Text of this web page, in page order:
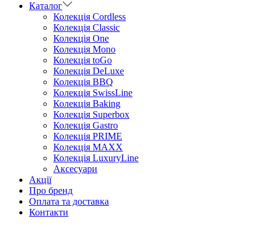
Каталог
Колекція Cordless
Колекція Classic
Колекція One
Колекція Mono
Колекція toGo
Колекція DeLuxe
Колекція BBQ
Колекція SwissLine
Колекція Baking
Колекція Superbox
Колекція Gastro
Колекція PRIME
Колекція MAXX
Колекція LuxuryLine
Аксесуари
Aкції
Про бренд
Оплата та доставка
Контакти